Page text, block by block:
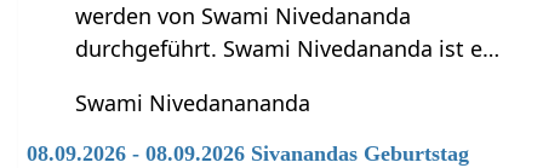
werden von Swami Nivedananda
durchgeführt. Swami Nivedananda ist e…
Swami Nivedanananda
08.09.2026 - 08.09.2026 Sivanandas Geburtstag